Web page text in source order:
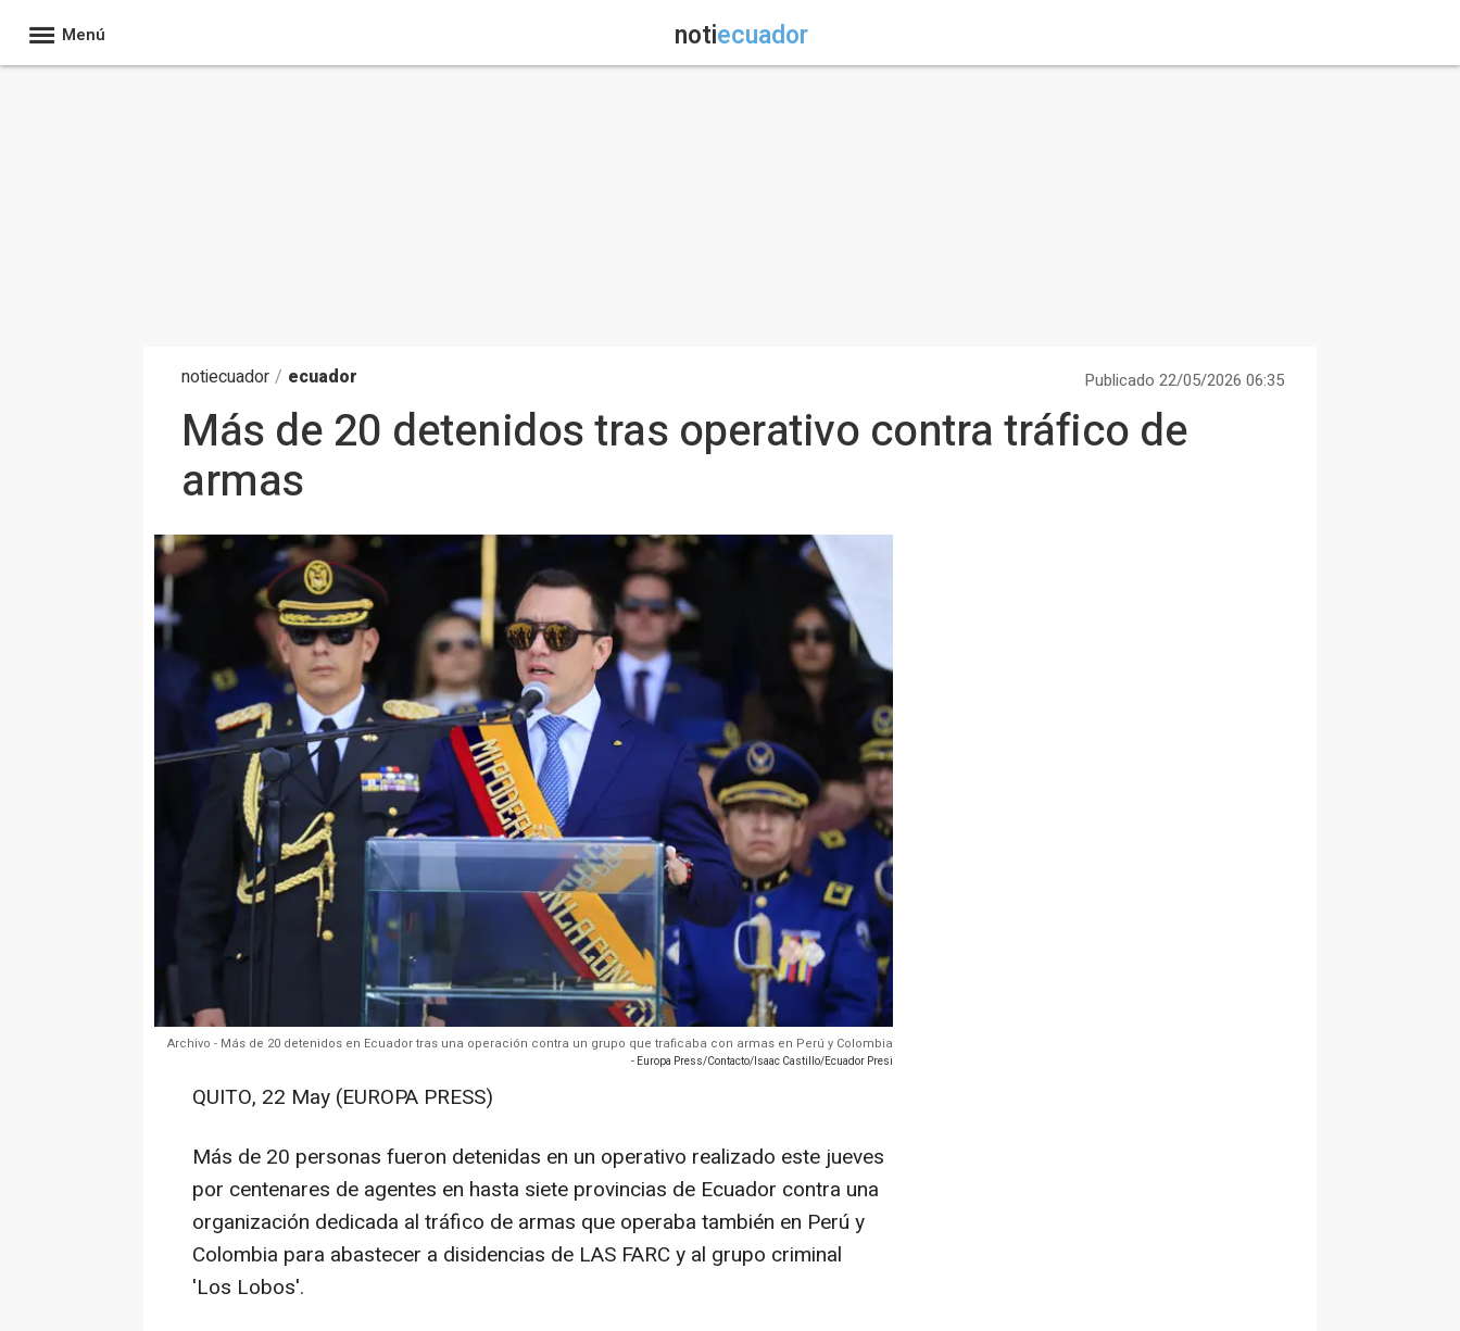
Menú notiecuador
notiecuador / ecuador Publicado 22/05/2026 06:35
Más de 20 detenidos tras operativo contra tráfico de
armas
Archivo - Más de 20 detenidos en Ecuador tras una operación contra un grupo que traficaba con armas en Perú y Colombia
- Europa Press/Contacto/Isaac Castillo/Ecuador Presi
QUITO, 22 May (EUROPA PRESS)
Más de 20 personas fueron detenidas en un operativo realizado este jueves
por centenares de agentes en hasta siete provincias de Ecuador contra una
organización dedicada al tráfico de armas que operaba también en Perú y
Colombia para abastecer a disidencias de LAS FARC y al grupo criminal
'Los Lobos'.